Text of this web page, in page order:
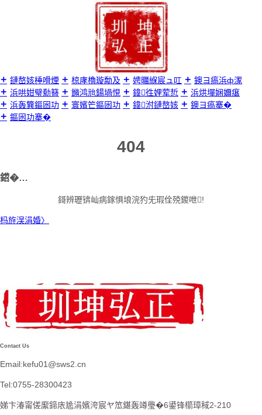
鏈嶅姟棰嗗煙
椋庨櫓璇勪及 娉曞緥宸ュ叿
鐭ヨ瘑浜ф潈
浜哄姏璧勬簮
鏅鸿兘鍚堝悓 鍏徃娌荤悊
浜烘墠娴嬭瘎
浜轰簨鏂囦功
寰嬪笀鏂囦功 鍏泭鏈嶅姟
鐭ヨ瘑搴�
鏂囦功搴�
404
鍣�…
鎶辨瓑锛屾病鎵惧埌浣犳兂瑕佺殑鍐呭!
杩斿洖涓婚〉
Contact Us
Email:kefu01@sws2.cn
Tel:0755-28300423
娣卞湷甯傞緳鍗庡尯涓嬪洿宸ヤ笟鍖轰竴璺�6鍙锋櫤璋稢2-210